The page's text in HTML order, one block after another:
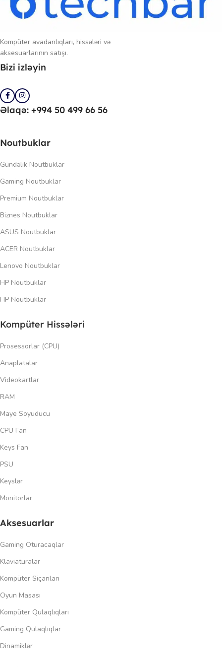
Kompüter avadanlıqları, hissələri və
aksesuarlarının satışı.
Bizi izləyin
Əlaqə: +994 50 499 66 56
Noutbuklar
Gündəlik Noutbuklar
Gaming Noutbuklar
Premium Noutbuklar
Biznes Noutbuklar
ASUS Noutbuklar
ACER Noutbuklar
Lenovo Noutbuklar
HP Noutbuklar
HP Noutbuklar
Kompüter Hissələri
Prosessorlar (CPU)
Anaplatalar
Videokartlar
RAM
Maye Soyuducu
CPU Fan
Keys Fan
PSU
Keyslər
Monitorlar
Aksesuarlar
Gaming Oturacaqlar
Klaviaturalar
Kompüter Siçanları
Oyun Masası
Kompüter Qulaqlıqları
Gaming Qulaqlıqlar
Dinamiklər